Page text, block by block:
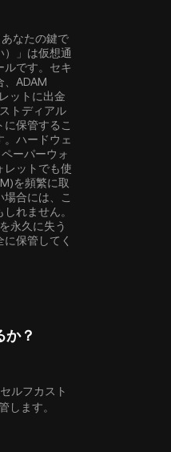
なたの鍵で
）」は仮想通
ルです。セキ
、ADAM
ットに出金
トディアル
保管するこ
。ハードウェ
ーパーウォ
レットでも使
を頻繁に取
合には、こ
れません。
永久に失う
保管してく
か？
ルフカスト
します。